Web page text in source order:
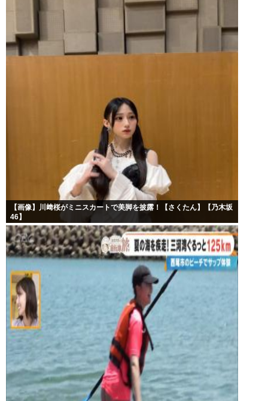
【画像】川﨑桜がミニスカートで美脚を披露！【さくたん】【乃木坂
46】